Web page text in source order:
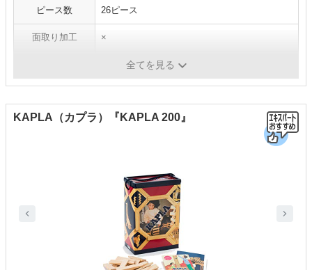
ピース数 26ピース
面取り加工 ×
1～3歳全てを見る
KAPLA（カプラ）『KAPLA 200』